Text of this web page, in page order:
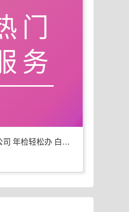
门
务
工商注册公司 年检轻松办 白沙优选